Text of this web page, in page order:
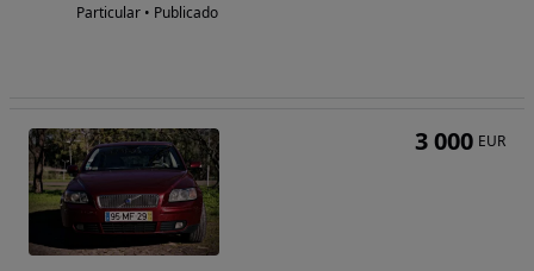
Particular • Publicado
3 000 EUR